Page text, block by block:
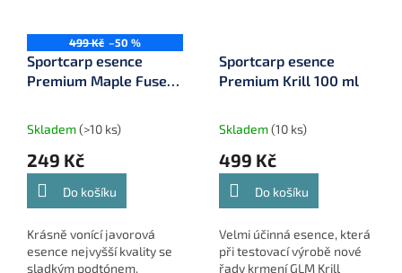
499 Kč –50 %
Sportcarp esence
Premium Maple Fuse
Skladem(>10 ks)
249 Kč
Do košíku
Krásně vonící javorová
esence nejvyšší kvality se
sladkým podtónem.
Sportcarp esence
Premium Krill 100 ml
Skladem(10 ks)
499 Kč
Do košíku
Velmi účinná esence, která
při testovací výrobě nové
řady krmení GLM Krill